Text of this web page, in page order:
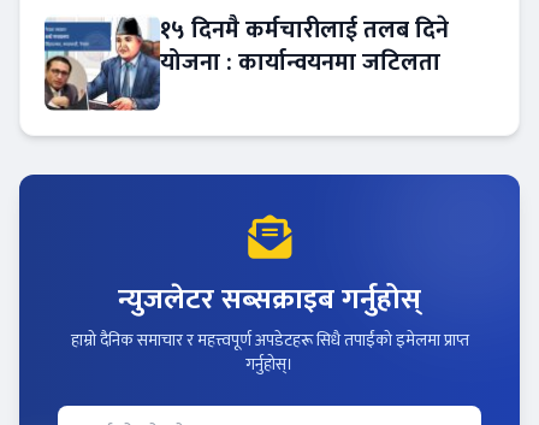
१५ दिनमै कर्मचारीलाई तलब दिने
योजना : कार्यान्वयनमा जटिलता
न्युजलेटर सब्सक्राइब गर्नुहोस्
हाम्रो दैनिक समाचार र महत्त्वपूर्ण अपडेटहरू सिधै तपाईंको इमेलमा प्राप्त
गर्नुहोस्।